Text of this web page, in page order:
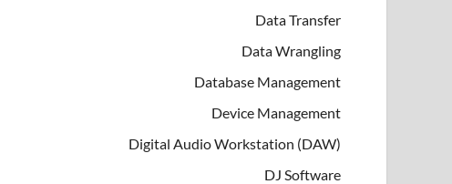
Data Transfer
Data Wrangling
Database Management
Device Management
Digital Audio Workstation (DAW)
DJ Software